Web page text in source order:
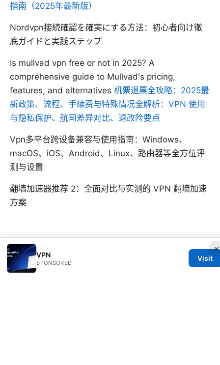
指南（2025年最新版）
Nordvpn接続確認を確実にする方法：初心者向け徹
底ガイドと実践ステップ
Is mullvad vpn free or not in 2025? A
comprehensive guide to Mullvad's pricing,
features, and alternatives 机票退票全攻略：2025最
新政策、流程、手续费与特殊情况全解析：VPN 使用
与隐私保护、航司差异对比、退改险要点
Vpn多平台跨设备兼容与使用指南：Windows、
macOS、iOS、Android、Linux、路由器等全方位评
测与设置
翻墙加速器推荐 2：全面对比与实测的 VPN 翻墙加速
方案
×
VPN
SPONSORED
Visit
© 2026 25DAYSOFSERVERLESS